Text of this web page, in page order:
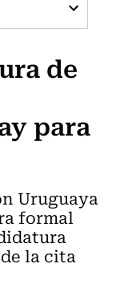
de
para
Uruguaya
formal
la cita